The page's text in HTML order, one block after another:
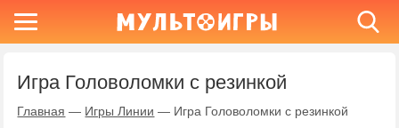
Игра Головоломки с резинкой
Главная — Игры Линии — Игра Головоломки с резинкой